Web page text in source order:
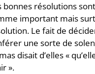
bonnes résolutions
important mais
Le fait de
une sorte de
disait d’elles «
».